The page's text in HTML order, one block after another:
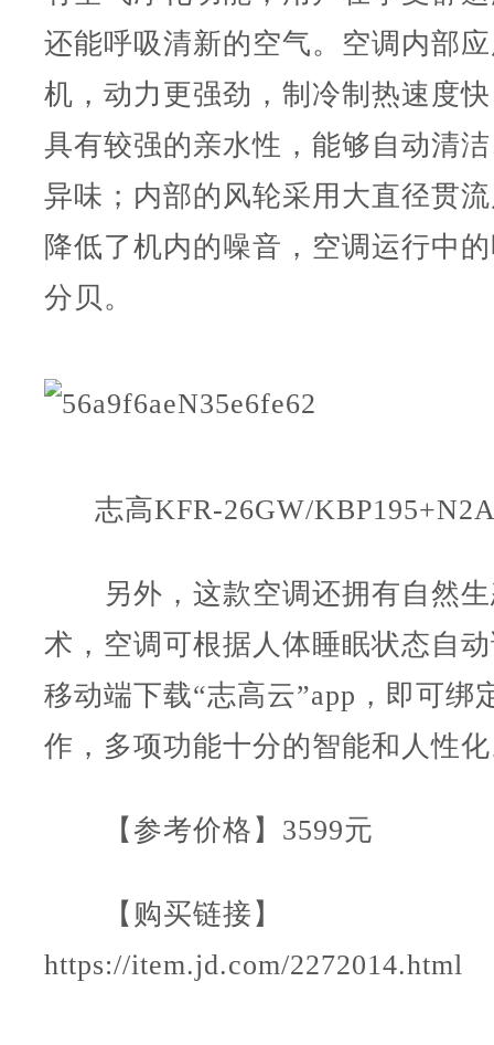
还能呼吸清新的空气。空调内部
机，动力更强劲，制冷制热速度
具有较强的亲水性，能够自动清
异味；内部的风轮采用大直径贯
降低了机内的噪音，空调运行中
分贝。
志高KFR-26GW/
另外，这款空调还拥有自然生
术，空调可根据人体睡眠状态自
移动端下载“志高云”app，即可绑
作，多项功能十分的智能和人性
【参考价格】3599元
【购买链接】
https://item.jd.com/2272014.html